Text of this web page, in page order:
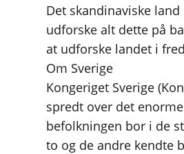
Det skandinaviske
udforske alt dette på
at udforske landet i
Om Sverige
Kongeriget Sverige
spredt over det
befolkningen bor i de
to og de andre kendte